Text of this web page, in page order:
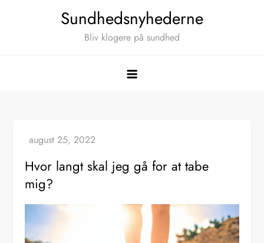
Sundhedsnyhederne
Bliv klogere på sundhed
Hvor langt skal jeg gå for at tabe
mig?